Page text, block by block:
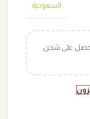
السعودية
على شحن